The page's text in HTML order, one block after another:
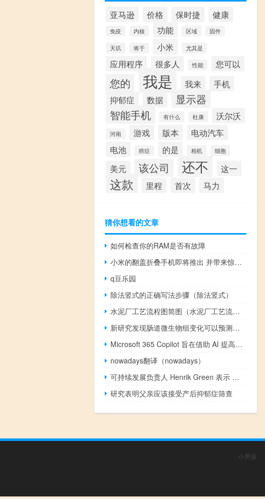
亚马逊 价格 保时捷 健康
免疫 内核 功能 区域 固件
天玑 将于 小米 尤其是
应用程序 很多人 性能 您可以
您的 我是 我来
手机
抑郁症
数据
显示器
智能手机
有什么 杜康 沃尔沃
河南 游戏 版本
电动汽车
电池
癌症 的是 相机 细胞
美元 该公司 还不 这一
这款 里程 首次 马力
猜你想看的文章
如何检查你的RAM是否有故障
小米的翻盖折叠手机即将推出 并带来惊喜功能
q豆乐园
除法竖式的正确写法步骤（除法竖式）
水泥厂工艺流程图简图（水泥厂工艺流程）
新研究发现肠道微生物组变化可以预测结直肠癌风险
Microsoft 365 Copilot 旨在借助 AI 提高各个级别的生产力
nowadays翻译（nowadays）
可持续发展负责人 Henrik Green 表示 沃尔沃如何变得更加环保
研究表明父亲应该接受产后抑郁症筛查
小男孩